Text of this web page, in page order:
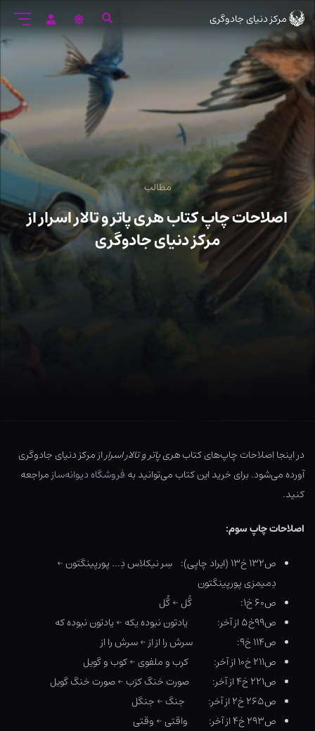
ورود
به
متن
اصلی
مرکز دنیای جادوگری
مطالب
اصلاحات چاپ کتاب هری پاتر و تالار اسرار از
مرکز دنیای جادوگری
در اینجا اصلاحات چاپ‌های کتابهری پاتر و تالار اسراراز مرکز دنیای جادوگری
آورده می‌شود. برای خرید این کتاب می‌توانید به فروشگاه دیوانه‌سازمراجعه
کنید.
اصلاحات چاپ سوم:
ص۱۳۲ خ۱۳ (ایراد چاپی): سِر نیکلاس دِ… پورپینگتون ←
دِمیمزی پورپینگتون
ص۶۰ خ۱: گًل ← گُل
ص۹۹خ۵ از آخر: یادتون نبوده یکه ← یادتون نبوده که
ص۱۱۴ خ۹: سرش را از از ← سرش را از
ص۲۱۱ خ۱۰ از آخر: کرب و ملفوی ← کوب و گویل
ص۲۲۱ خ۴ از آخر: صورت خنگ کرَب ← صورت خنگ گویل
ص۲۶۵ خ۲ از آخر: جنگ ← جنگل
ص۲۹۳ خ۴ از آخر: واقتی ← وقتی